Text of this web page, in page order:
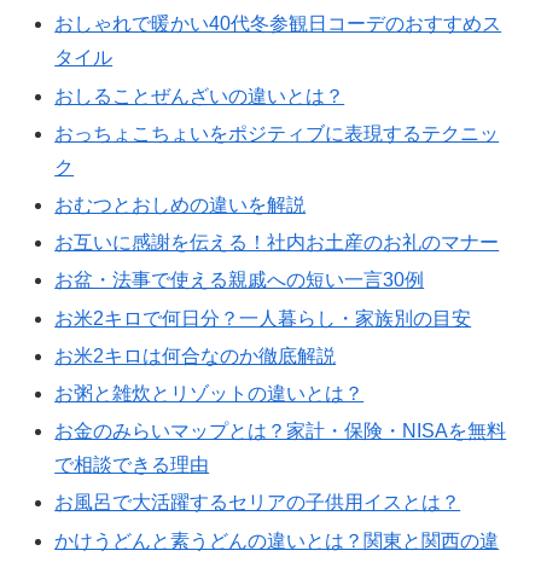
おしゃれで暖かい40代冬参観日コーデのおすすめス
タイル
おしることぜんざいの違いとは？
おっちょこちょいをポジティブに表現するテクニッ
ク
おむつとおしめの違いを解説
お互いに感謝を伝える！社内お土産のお礼のマナー
お盆・法事で使える親戚への短い一言30例
お米2キロで何日分？一人暮らし・家族別の目安
お米2キロは何合なのか徹底解説
お粥と雑炊とリゾットの違いとは？
お金のみらいマップとは？家計・保険・NISAを無料
で相談できる理由
お風呂で大活躍するセリアの子供用イスとは？
かけうどんと素うどんの違いとは？関東と関西の違